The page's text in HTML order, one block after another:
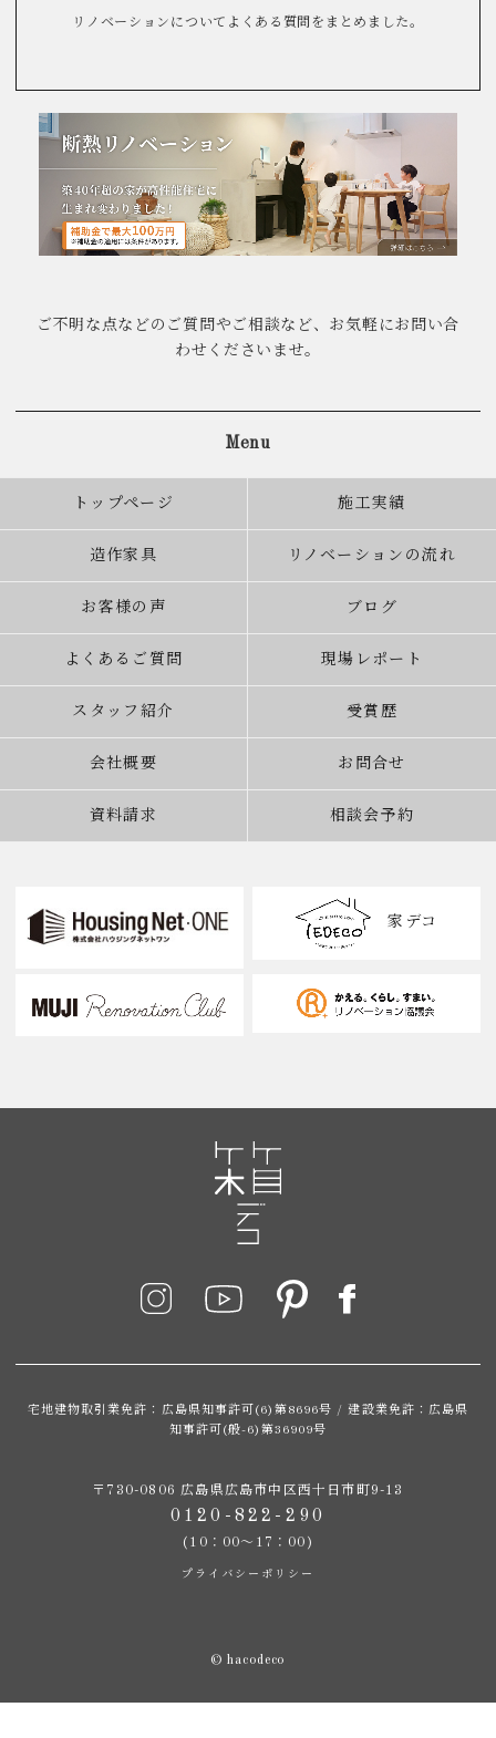
リノベーションについてよくある質問をまとめました。
ご不明な点などのご質問やご相談など、お気軽にお問い合
わせくださいませ。
Menu
トップページ 施工実績
造作家具 リノベーションの流れ
お客様の声 ブログ
よくあるご質問 現場レポート
スタッフ紹介 受賞歴
会社概要 お問合せ
資料請求 相談会予約
家デコ
宅地建物取引業免許：広島県知事許可(6)第8696号 / 建設業免許：広島県
知事許可(般-6)第36909号
〒730-0806 広島県広島市中区西十日市町9-13
0120-822-290
(10：00～17：00)
プライバシーポリシー
© hacodeco